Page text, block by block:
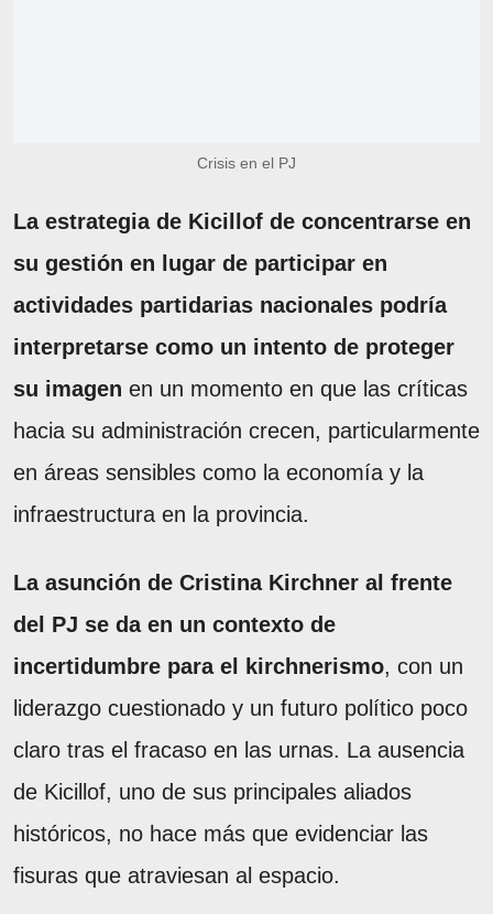
Crisis en el PJ
La estrategia de Kicillof de concentrarse en
su gestión en lugar de participar en
actividades partidarias nacionales podría
interpretarse como un intento de proteger
su imagen en un momento en que las críticas
hacia su administración crecen, particularmente
en áreas sensibles como la economía y la
infraestructura en la provincia.
La asunción de Cristina Kirchner al frente
del PJ se da en un contexto de
incertidumbre para el kirchnerismo, con un
liderazgo cuestionado y un futuro político poco
claro tras el fracaso en las urnas. La ausencia
de Kicillof, uno de sus principales aliados
históricos, no hace más que evidenciar las
fisuras que atraviesan al espacio.